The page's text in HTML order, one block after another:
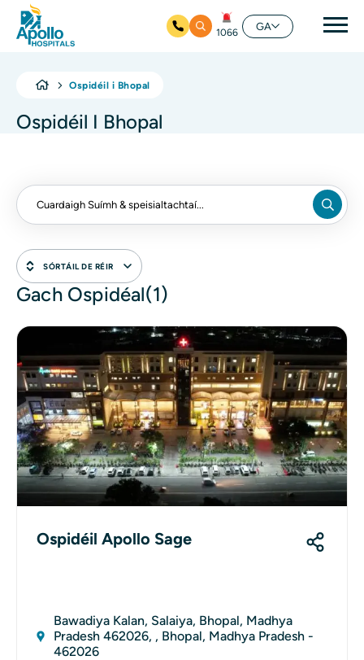
1066
GA
Ospidéil i Bhopal
Ospidéil I Bhopal
Gach Ospidéal(1)
SÓRTÁIL DE RÉIR
Ospidéil Apollo Sage
Bawadiya Kalan, Salaiya, Bhopal, Madhya
Pradesh 462026, , Bhopal, Madhya Pradesh -
462026